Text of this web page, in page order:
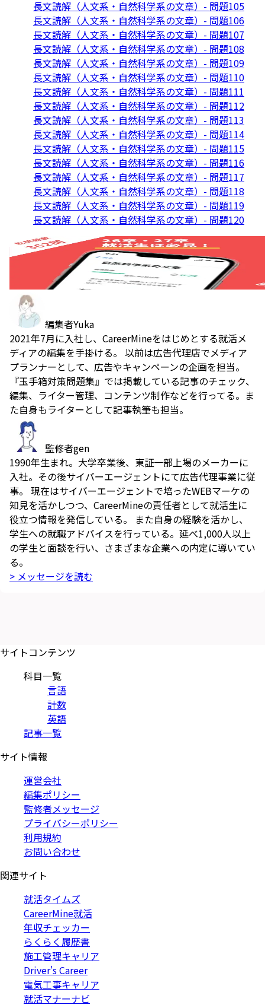
長文読解（人文系・自然科学系の文章）- 問題105
長文読解（人文系・自然科学系の文章）- 問題106
長文読解（人文系・自然科学系の文章）- 問題107
長文読解（人文系・自然科学系の文章）- 問題108
長文読解（人文系・自然科学系の文章）- 問題109
長文読解（人文系・自然科学系の文章）- 問題110
長文読解（人文系・自然科学系の文章）- 問題111
長文読解（人文系・自然科学系の文章）- 問題112
長文読解（人文系・自然科学系の文章）- 問題113
長文読解（人文系・自然科学系の文章）- 問題114
長文読解（人文系・自然科学系の文章）- 問題115
長文読解（人文系・自然科学系の文章）- 問題116
長文読解（人文系・自然科学系の文章）- 問題117
長文読解（人文系・自然科学系の文章）- 問題118
長文読解（人文系・自然科学系の文章）- 問題119
長文読解（人文系・自然科学系の文章）- 問題120
編集者Yuka
2021年7月に入社し、CareerMineをはじめとする就活メ
ディアの編集を手掛ける。 以前は広告代理店でメディア
プランナーとして、広告やキャンペーンの企画を担当。
『玉手箱対策問題集』では掲載している記事のチェック、
編集、ライター管理、コンテンツ制作などを行ってる。ま
た自身もライターとして記事執筆も担当。
監修者gen
1990年生まれ。大学卒業後、東証一部上場のメーカーに
入社。その後サイバーエージェントにて広告代理事業に従
事。 現在はサイバーエージェントで培ったWEBマーケの
知見を活かしつつ、CareerMineの責任者として就活生に
役立つ情報を発信している。 また自身の経験を活かし、
学生への就職アドバイスを行っている。延べ1,000人以上
の学生と面談を行い、さまざまな企業への内定に導いてい
る。
> メッセージを読む
サイトコンテンツ
科目一覧
言語
計数
英語
記事一覧
サイト情報
運営会社
編集ポリシー
監修者メッセージ
プライバシーポリシー
利用規約
お問い合わせ
関連サイト
就活タイムズ
CareerMine就活
年収チェッカー
らくらく履歴書
施工管理キャリア
Driver's Career
電気工事キャリア
就活マナーナビ